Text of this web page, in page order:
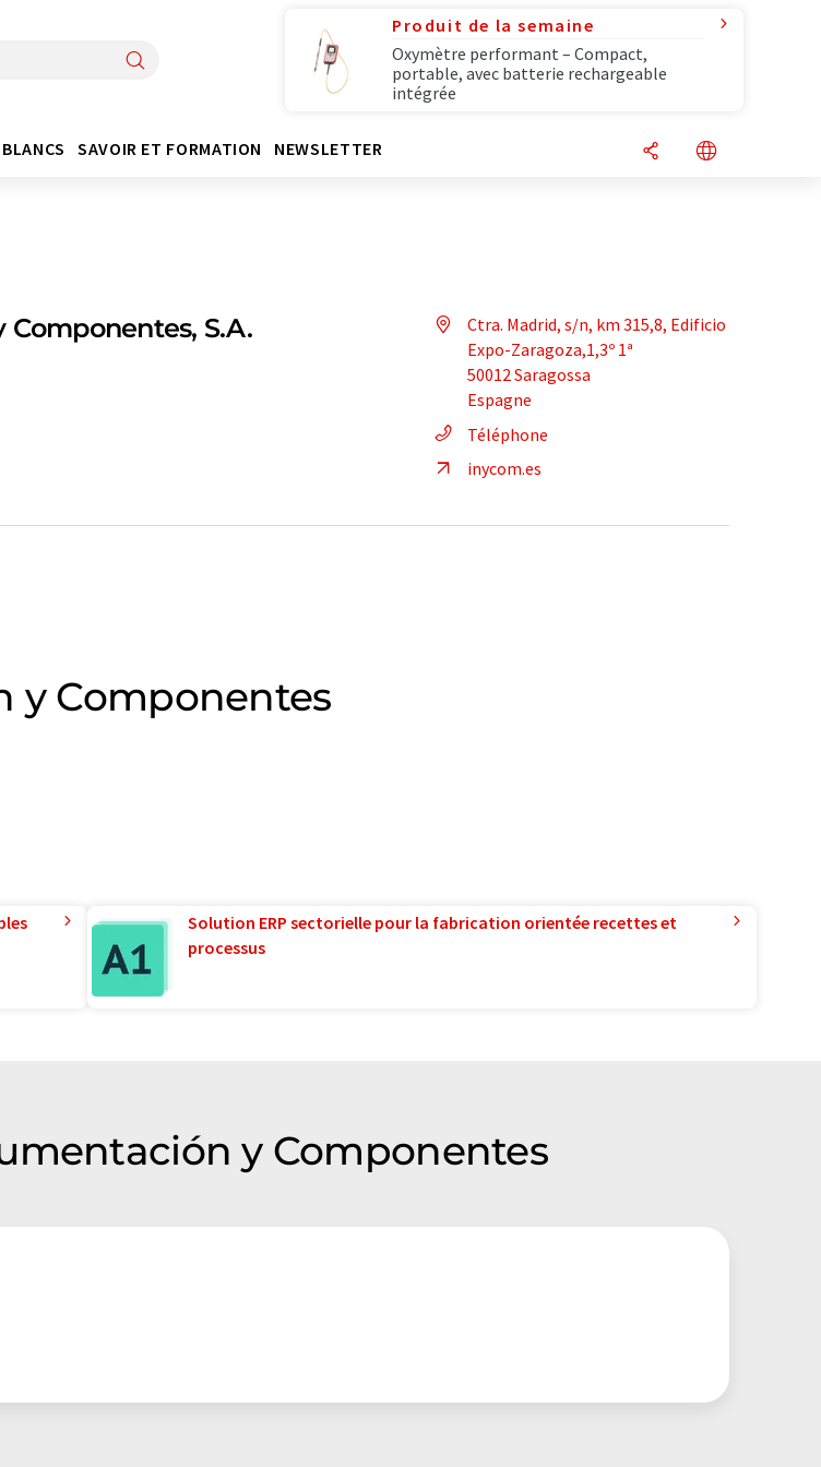
Produit de la semaine
Oxymètre performant – Compact,
portable, avec batterie rechargeable
intégrée
SAVOIR ET FORMATION NEWSLETTER
S.A.
Ctra. Madrid, s/n, km 315,8, Edificio
Expo-Zaragoza,1,3º 1ª
50012 Saragossa
Espagne
Téléphone
inycom.es
y Componentes
Solution ERP sectorielle pour la fabrication orientée recettes et
processus
y Componentes